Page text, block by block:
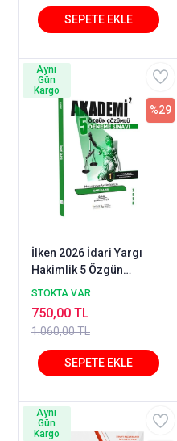
İlken 2026 İdari Yargı
Hakimlik 5 Özgün
Deneme Çözümlü - Barış
STOKTA VAR
1.060,00 TL
%29
750,00 TL
Aynı
Gün
Kargo
Aynı
Gün
Kargo